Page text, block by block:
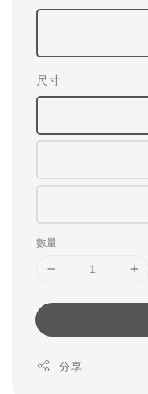
尺寸
數量
分享